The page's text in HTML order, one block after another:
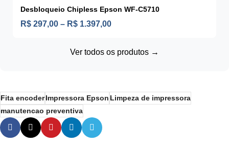
Desbloqueio Chipless Epson WF-C5710
R$ 297,00 – R$ 1.397,00
Ver todos os produtos →
Fita encoderImpressora EpsonLimpeza de impressora
manutencao preventiva